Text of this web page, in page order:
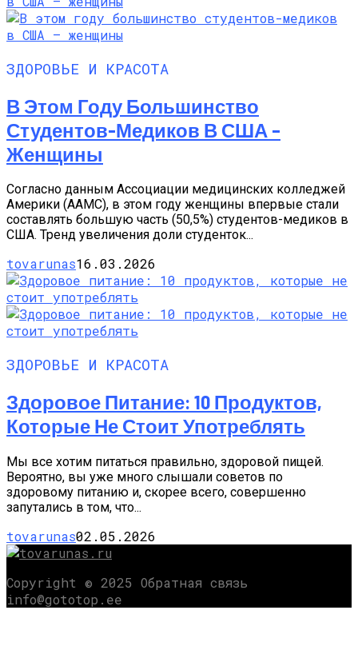
ЗДОРОВЬЕ И КРАСОТА
В Этом Году Большинство
Студентов-Медиков В США –
Женщины
Согласно данным Ассоциации медицинских колледжей
Америки (AAMC), в этом году женщины впервые стали
составлять большую часть (50,5%) студентов-медиков в
США. Тренд увеличения доли студенток...
tovarunas16.03.2026
ЗДОРОВЬЕ И КРАСОТА
Здоровое Питание: 10 Продуктов,
Которые Не Стоит Употреблять
Мы все хотим питаться правильно, здоровой пищей.
Вероятно, вы уже много слышали советов по
здоровому питанию и, скорее всего, совершенно
запутались в том, что...
tovarunas02.05.2026
Copyright © 2025 Обратная связь
info@gototop.ee